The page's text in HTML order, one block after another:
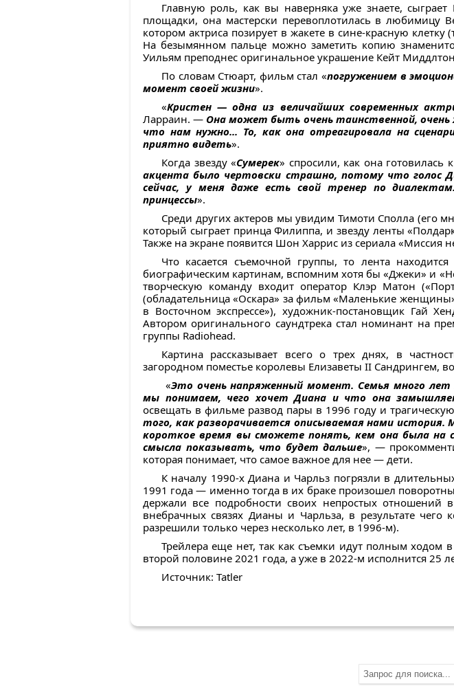
Главную роль, как вы наверняка уже знаете,
площадки, она мастерски перевоплотилась в любимицу
котором актриса позирует в жакете в сине-красную
На безымянном пальце можно заметить копию
Уильям преподнес оригинальное украшение Кейт
По словам Стюарт, фильм стал «погружением в
момент своей жизни».
«Кристен — одна из величайших современных
Ларраин. — Она может быть очень таинственной, очень
что нам нужно... То, как она отреагировала на
приятно видеть».
Когда звезду «Сумерек» спросили, как она
акцента было чертовски страшно, потому что голос
сейчас, у меня даже есть свой тренер по
принцессы».
Среди других актеров мы увидим Тимоти Сполла (его
который сыграет принца Филиппа, и звезду ленты
Также на экране появится Шон Харрис из сериала
Что касается съемочной группы, то лента
биографическим картинам, вспомним хотя бы «Джеки» и
творческую команду входит оператор Клэр Матон
(обладательница «Оскара» за фильм «Маленькие
в Восточном экспрессе»), художник-постановщик Гай
Автором оригинального саундтрека стал номинант на
группы Radiohead.
Картина рассказывает всего о трех днях, в
загородном поместье королевы Елизаветы II Сандрингем,
«Это очень напряженный момент. Семья много
мы понимаем, чего хочет Диана и что она
освещать в фильме развод пары в 1996 году и
того, как разворачивается описываемая нами история.
короткое время вы сможете понять, кем она была на
смысла показывать, что будет дальше», —
которая понимает, что самое важное для нее — дети.
К началу 1990-х Диана и Чарльз погрязли в
1991 года — именно тогда в их браке произошел
держали все подробности своих непростых
внебрачных связях Дианы и Чарльза, в результате чего
разрешили только через несколько лет, в 1996-м).
Трейлера еще нет, так как съемки идут полным ходом
второй половине 2021 года, а уже в 2022-м исполнится 25
Источник: Tatler